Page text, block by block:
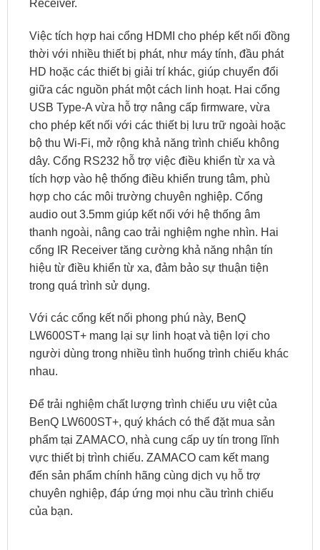
Receiver. ​
Việc tích hợp hai cổng HDMI cho phép kết nối đồng
thời với nhiều thiết bị phát, như máy tính, đầu phát
HD hoặc các thiết bị giải trí khác, giúp chuyển đổi
giữa các nguồn phát một cách linh hoạt. Hai cổng
USB Type-A vừa hỗ trợ nâng cấp firmware, vừa
cho phép kết nối với các thiết bị lưu trữ ngoài hoặc
bộ thu Wi-Fi, mở rộng khả năng trình chiếu không
dây. Cổng RS232 hỗ trợ việc điều khiển từ xa và
tích hợp vào hệ thống điều khiển trung tâm, phù
hợp cho các môi trường chuyên nghiệp. Cổng
audio out 3.5mm giúp kết nối với hệ thống âm
thanh ngoài, nâng cao trải nghiệm nghe nhìn. Hai
cổng IR Receiver tăng cường khả năng nhận tín
hiệu từ điều khiển từ xa, đảm bảo sự thuận tiện
trong quá trình sử dụng.​
Với các cổng kết nối phong phú này, BenQ
LW600ST+ mang lại sự linh hoạt và tiện lợi cho
người dùng trong nhiều tình huống trình chiếu khác
nhau.
Để trải nghiệm chất lượng trình chiếu ưu việt của
BenQ LW600ST+, quý khách có thể đặt mua sản
phẩm tại ZAMACO, nhà cung cấp uy tín trong lĩnh
vực thiết bị trình chiếu. ZAMACO cam kết mang
đến sản phẩm chính hãng cùng dịch vụ hỗ trợ
chuyên nghiệp, đáp ứng mọi nhu cầu trình chiếu
của bạn.